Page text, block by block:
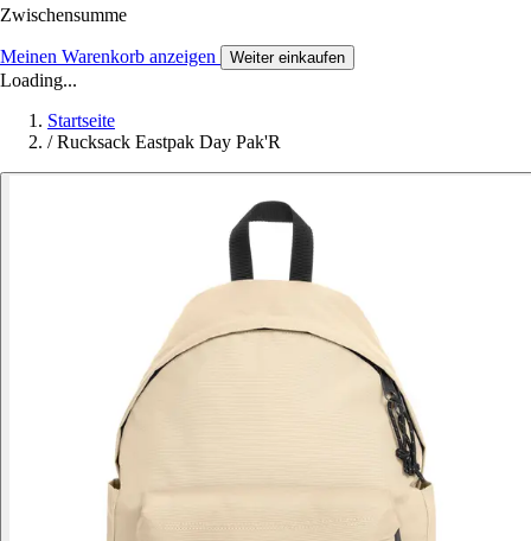
Zwischensumme
Meinen Warenkorb anzeigen Weiter einkaufen
Loading...
Startseite
/ Rucksack Eastpak Day Pak'R